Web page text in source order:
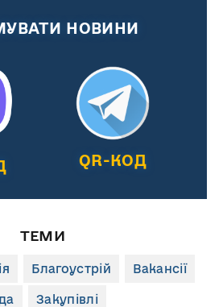
НОВИНИ
QR-КОД
ТЕМИ
Благоустрій Вакансії
Закупівлі